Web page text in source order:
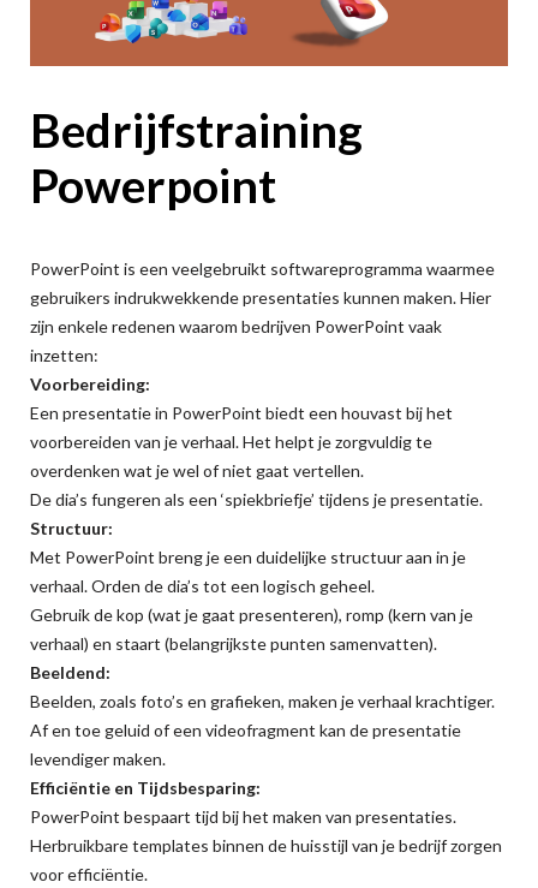
Bedrijfstraining
Powerpoint
PowerPoint is een veelgebruikt softwareprogramma waarmee
gebruikers indrukwekkende presentaties kunnen maken. Hier
zijn enkele redenen waarom bedrijven PowerPoint vaak
inzetten:
Voorbereiding:
Een presentatie in PowerPoint biedt een houvast bij het
voorbereiden van je verhaal. Het helpt je zorgvuldig te
overdenken wat je wel of niet gaat vertellen.
De dia’s fungeren als een ‘spiekbriefje’ tijdens je presentatie.
Structuur:
Met PowerPoint breng je een duidelijke structuur aan in je
verhaal. Orden de dia’s tot een logisch geheel.
Gebruik de kop (wat je gaat presenteren), romp (kern van je
verhaal) en staart (belangrijkste punten samenvatten).
Beeldend:
Beelden, zoals foto’s en grafieken, maken je verhaal krachtiger.
Af en toe geluid of een videofragment kan de presentatie
levendiger maken.
Efficiëntie en Tijdsbesparing:
PowerPoint bespaart tijd bij het maken van presentaties.
Herbruikbare templates binnen de huisstijl van je bedrijf zorgen
voor efficiëntie.